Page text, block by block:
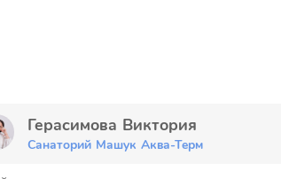
Герасимова Виктория
Санаторий Машук Аква-Терм